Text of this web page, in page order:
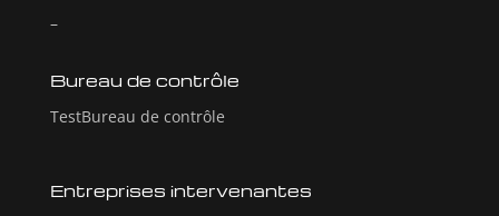
–
Bureau de contrôle
TestBureau de contrôle
Entreprises intervenantes